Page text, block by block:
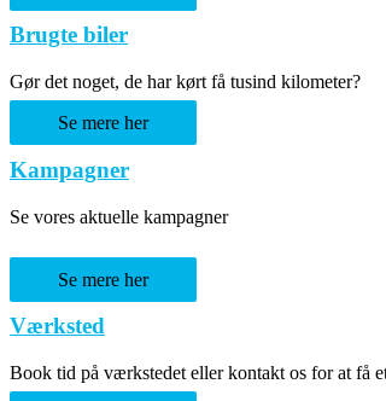
Brugte biler
Gør det noget, de har kørt få tusind kilometer?
Se mere her
Kampagner
Se vores aktuelle kampagner
Se mere her
Værksted
Book tid på værkstedet eller kontakt os for at få